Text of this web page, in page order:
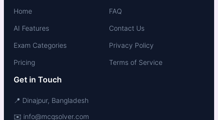
Home
AI Features
Exam Categories
Pricing
FAQ
Contact Us
Privacy Policy
Terms of Service
Get in Touch
📍 Dinajpur, Bangladesh
✉️ info@mcqsolver.com